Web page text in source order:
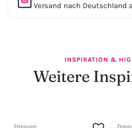
Versand nach Deutschland
INSPIRATION &
Weitere
7Heaven